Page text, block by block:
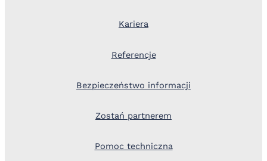
Kariera
Referencje
Bezpieczeństwo informacji
Zostań partnerem
Pomoc techniczna